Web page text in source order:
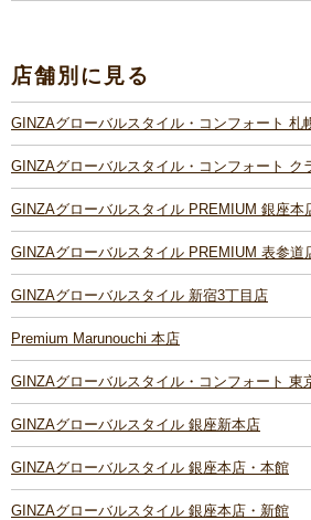
店舗別に見る
GINZAグローバルスタイル・コンフォート 札
GINZAグローバルスタイル・コンフォート ク
GINZAグローバルスタイル PREMIUM 銀座本
GINZAグローバルスタイル PREMIUM 表参道
GINZAグローバルスタイル 新宿3丁目店
Premium Marunouchi 本店
GINZAグローバルスタイル・コンフォート 東
GINZAグローバルスタイル 銀座新本店
GINZAグローバルスタイル 銀座本店・本館
GINZAグローバルスタイル 銀座本店・新館